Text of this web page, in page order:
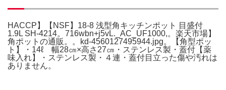
HACCP】【NSF】18-8 浅型角キッチンポット 目盛付
1.9L SH-4214。716wbn+j5vL._AC_UF1000,。楽天市場】
角ポットの通販。。kd-4560127495944.jpg。【角型ポッ
ト】・14ℓ 幅28㎝×高さ27㎝・ステンレス製・蓋付【薬
味入れ】・ステンレス製・４連・蓋付目立った傷や汚れは
ありません。